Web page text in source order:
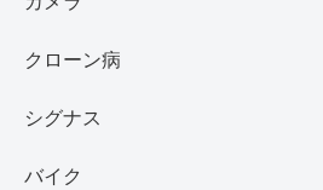
クローン病
シグナス
バイク